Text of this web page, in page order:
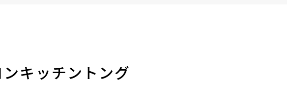
キッチントング